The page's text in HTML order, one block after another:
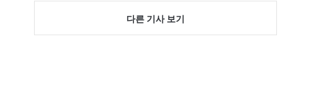
다른 기사 보기